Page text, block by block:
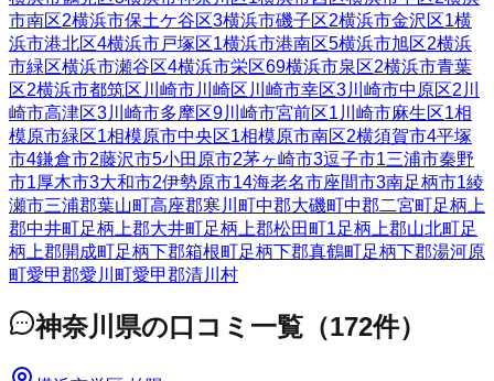
市南区2横浜市保土ケ谷区3横浜市磯子区2横浜市金沢区1横
浜市港北区4横浜市戸塚区1横浜市港南区5横浜市旭区2横浜
市緑区横浜市瀬谷区4横浜市栄区69横浜市泉区2横浜市青葉
区2横浜市都筑区 川崎市川崎区 川崎市幸区3川崎市中原区2 川
崎市高津区3川崎市多摩区9川崎市宮前区1 川崎市麻生区1相
模原市緑区1相模原市中央区1相模原市南区2横須賀市4平塚
市4鎌倉市2藤沢市5小田原市2茅ヶ崎市3逗子市1三浦市秦野
市1厚木市3大和市2伊勢原市14海老名市座間市3南足柄市1綾
瀬市三浦郡葉山町高座郡寒川町中郡大磯町中郡二宮町足柄上
郡中井町足柄上郡大井町足柄上郡松田町1足柄上郡山北町足
柄上郡開成町足柄下郡箱根町足柄下郡真鶴町足柄下郡湯河原
町愛甲郡愛川町愛甲郡清川村
神奈川県の口コミ一覧 （172件）